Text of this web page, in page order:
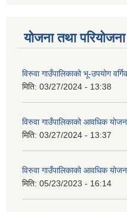
योजना तथा परियोजना
विरुवा गाउँपालिकाको भू-उपयोग
मिति: 03/27/2024 - 13:38
विरुवा गाउँपालिकाको आवधिक
मिति: 03/27/2024 - 13:37
विरुवा गाउँपालिकाको आवधिक
मिति: 05/23/2023 - 16:14